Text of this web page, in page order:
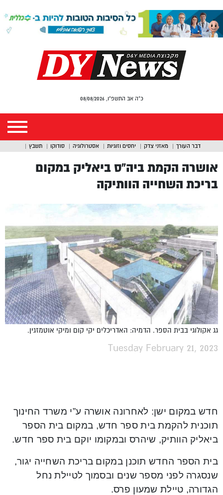
כ"ה אב התשפ"ו, 08/08/2026
דבר העורך מאזני צדק יחסים וזוגיות אסטרולוגיה סודוקו תשבץ
אושרה הקמת ביה”ס ביאליק במקום
בריכת השחייה הוותיקה
גג אקולוגי בבית הספר. הדמיה: האדריכלים יקי קום ומיקי אוטמזגין.
Tuesday February 21, 2023
חדש במקום ישן: לאחרונה אושרה ע”י משרד החינוך
תוכנית להקמת בית ספר חדש, במקום בית הספר
ביאליק הוותיק, שיהרס ובמקומו יוקם בית ספר חדש.
בית הספר החדש תוכנן במקום בריכת השחייה יגור,
שנסגרה לפני מספר שנים ובסמוך לטיילת נחל
הגדורה, טיילת שמעון פרס.